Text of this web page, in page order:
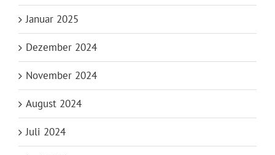
Januar 2025
Dezember 2024
November 2024
August 2024
Juli 2024